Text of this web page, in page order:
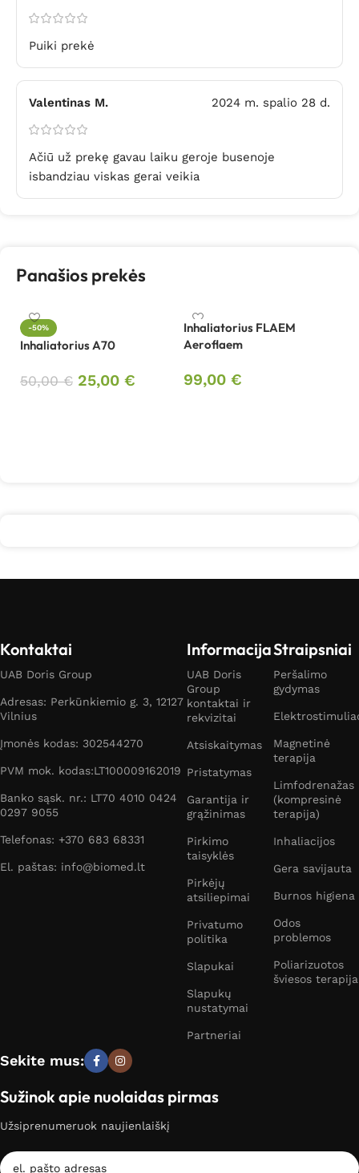
Puiki prekė
Valentinas M. 2024 m. spalio 28 d.
Ačiū už prekę gavau laiku geroje busenoje
isbandziau viskas gerai veikia
Panašios prekės
-50%
Inhaliatorius A70
50,00€ 25,00 €
Inhaliatorius FLAEM
Aeroflaem
99,00 €
Kontaktai
UAB Doris Group
Adresas: Perkūnkiemio g. 3, 12127
Vilnius
Įmonės kodas: 302544270
PVM mok. kodas:LT100009162019
Banko sąsk. nr.: LT70 4010 0424
0297 9055
Telefonas: +370 683 68331
El. paštas: info@biomed.lt
Informacija
UAB Doris
Group
kontaktai ir
rekvizitai
Atsiskaitymas
Pristatymas
Garantija ir
grąžinimas
Pirkimo
taisyklės
Pirkėjų
atsiliepimai
Privatumo
politika
Slapukai
Slapukų
nustatymai
Partneriai
Straipsniai
Peršalimo
gydymas
Magnetinė
terapija
Limfodrenažas
(kompresinė
terapija)
Inhaliacijos
Gera savijauta
Burnos higiena
Odos
problemos
Poliarizuotos
šviesos terapija
Sekite mus:
Sužinok apie nuolaidas pirmas
Užsiprenumeruok naujienlaiškį